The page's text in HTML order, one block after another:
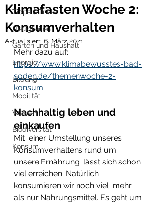
Tipps & Tricks
Neuigkeiten
Garten und Haushalt
Energie
Bildung
Mobilität
Wasser
Biodiversität
Konsum
Klimafasten Woche 2:
Konsumverhalten
Aktualisiert: 6. März 2021
Mehr dazu auf:
https://www.klimabewusstes-bad-
soden.de/themenwoche-2-
konsum
Nachhaltig leben und
einkaufen
Mit  einer Umstellung unseres
Konsumverhaltens rund um
unsere Ernährung  lässt sich schon
viel erreichen. Natürlich
konsumieren wir noch viel  mehr
als nur Nahrungsmittel. Es geht um